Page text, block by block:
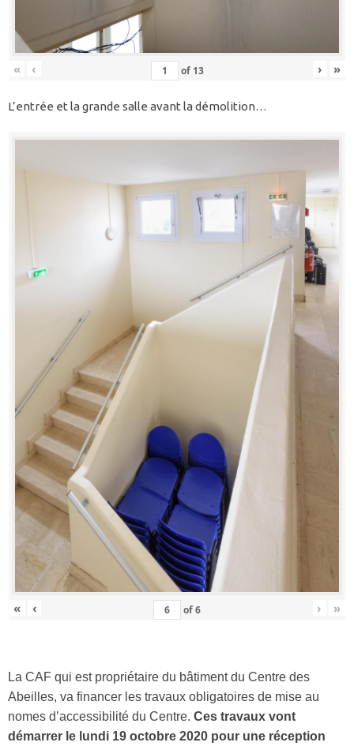
« ‹ of 13 › »
L’entrée et la grande salle avant la démolition…
« ‹ of6 › »
La CAF qui est propriétaire du bâtiment du Centre des
Abeilles, va financer les travaux obligatoires de mise au
nomes d’accessibilité du Centre. Ces travaux vont
démarrer le lundi 19 octobre 2020 pour une réception